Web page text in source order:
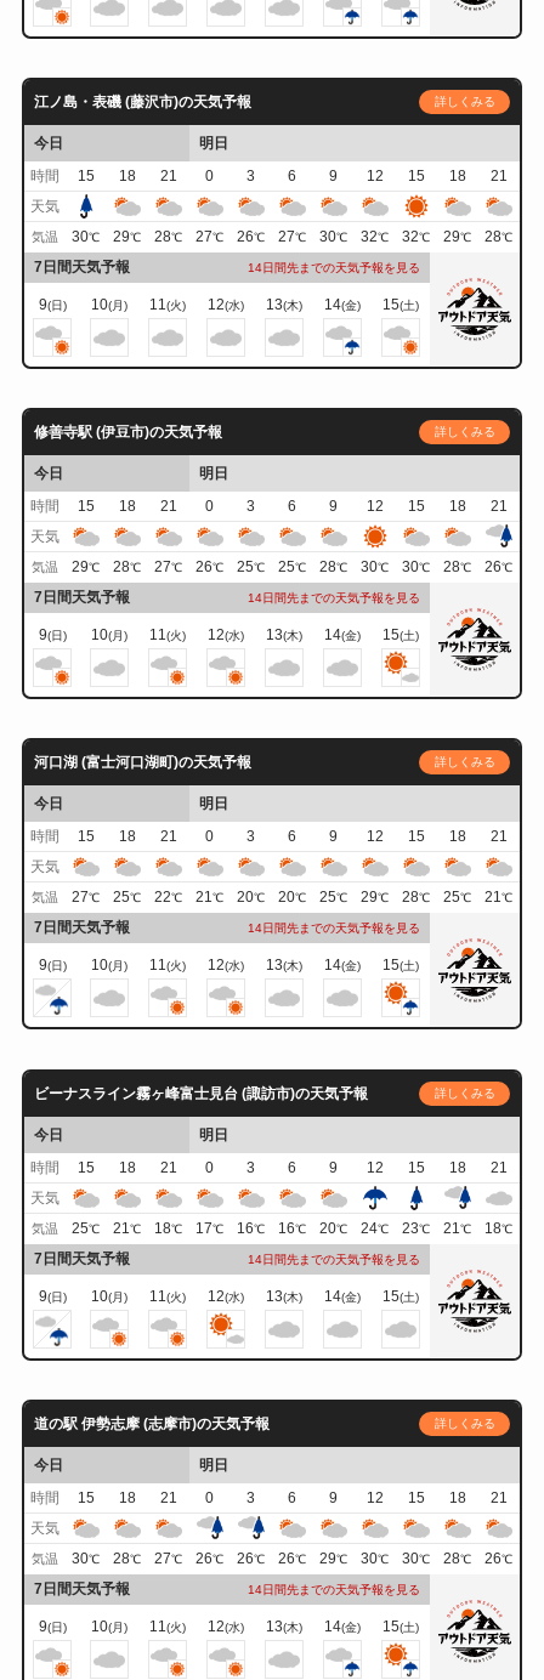
江ノ島・表磯 (藤沢市)の天気予報 詳しくみる
今日
明日
時間
15 18 21 0 3 6 9 12 15 18
21
天気
気温 30℃ 29℃ 28℃ 27℃ 26℃ 27℃ 30℃ 32℃ 32℃ 29℃ 28℃
7日間天気予報 14日間先までの天気予報を見る
9(日) 10(月) 11(火) 12(水) 13(木) 14(金) 15(土)
修善寺駅 (伊豆市)の天気予報 詳しくみる
今日
明日
時間
15 18 21 0 3 6 9 12 15 18
21
天気
気温 29℃ 28℃ 27℃ 26℃ 25℃ 25℃ 28℃ 30℃ 30℃ 28℃ 26℃
7日間天気予報 14日間先までの天気予報を見る
9(日) 10(月) 11(火) 12(水) 13(木) 14(金) 15(土)
河口湖 (富士河口湖町)の天気予報 詳しくみる
今日
明日
時間
15 18 21 0 3 6 9 12 15 18
21
天気
気温 27℃ 25℃ 22℃ 21℃ 20℃ 20℃ 25℃ 29℃ 28℃ 25℃ 21℃
7日間天気予報 14日間先までの天気予報を見る
9(日) 10(月) 11(火) 12(水) 13(木) 14(金) 15(土)
ビーナスライン霧ヶ峰富士見台 (諏訪市)の天気予報 詳しくみる
今日
明日
時間
15 18 21 0 3 6 9 12 15 18
21
天気
気温 25℃ 21℃ 18℃ 17℃ 16℃ 16℃ 20℃ 24℃ 23℃ 21℃ 18℃
7日間天気予報 14日間先までの天気予報を見る
9(日) 10(月) 11 (火) 12(水) 13(木) 14(金) 15(土)
道の駅 伊勢志摩 (志摩市)の天気予報 詳しくみる
今日
明日
時間
15 18 21 0 3 6 9 12 15 18
21
天気
気温 30℃ 28℃ 27℃ 26℃ 26℃ 26℃ 29℃ 30℃ 30℃ 28℃ 26℃
7日間天気予報 14日間先までの天気予報を見る
9(日) 10(月) 11(火) 12(水) 13(木) 14(金) 15(土)